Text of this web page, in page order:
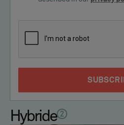
Hybride 2